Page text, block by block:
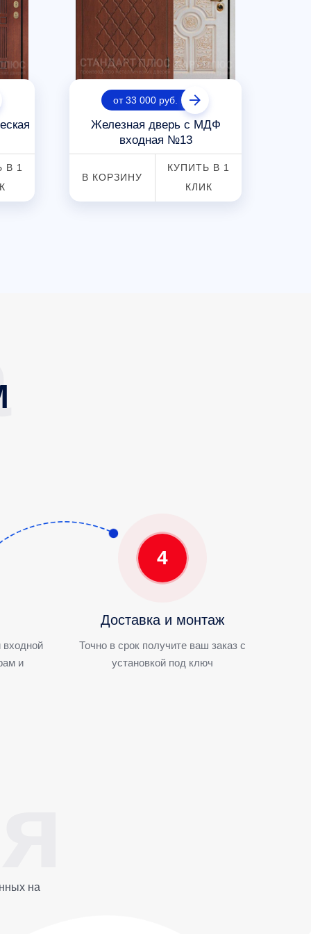
В 1
от 33 000 руб.
Железная дверь с МДФ
входная №13
В КОРЗИНУ
КУПИТЬ В 1
КЛИК
входной
и
4
Доставка и монтаж
Точно в срок получите ваш заказ с
установкой под ключ
на